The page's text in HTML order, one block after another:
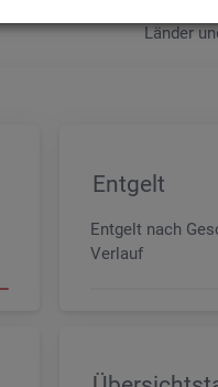
der MINT- und
Län­der
Entgelt
Entgelt nach
Verlauf